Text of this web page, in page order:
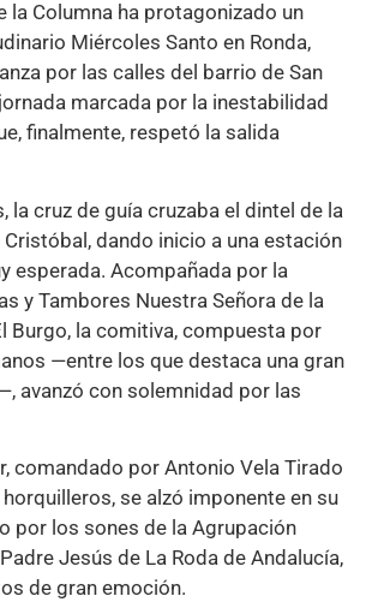
la Columna ha protagonizado un
Miércoles Santo en Ronda,
por las calles del barrio de San
marcada por la inestabilidad
finalmente, respetó la salida
la cruz de guía cruzaba el dintel de la
dando inicio a una estación
esperada. Acompañada por la
y Tambores Nuestra Señora de la
Burgo, la comitiva, compuesta por
—entre los que destaca una gran
avanzó con solemnidad por las
comandado por Antonio Vela Tirado
se alzó imponente en su
por los sones de la Agrupación
Jesús de La Roda de Andalucía,
de gran emoción.